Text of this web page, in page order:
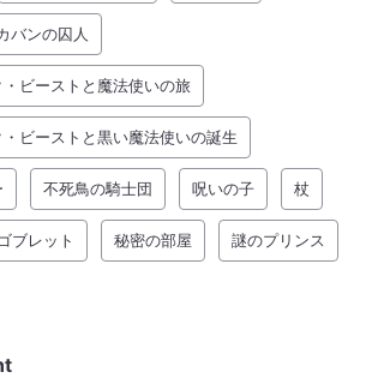
バンの囚人
ビーストと魔法使いの旅
ビーストと黒い魔法使いの誕生
不死鳥の騎士団 呪いの子 杖
ブレット 秘密の部屋 謎のプリンス